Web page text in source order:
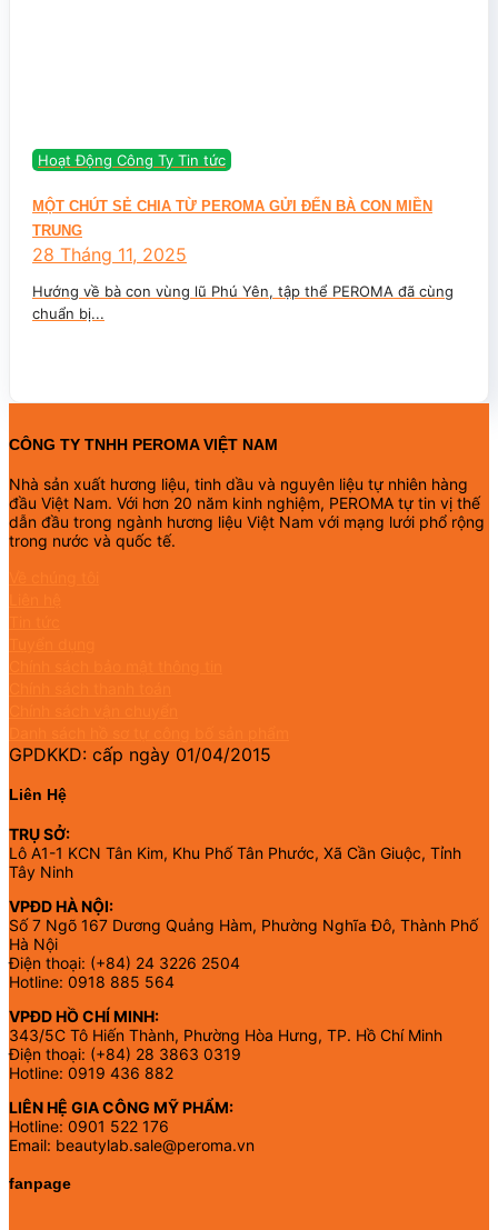
Hoạt Động Công Ty Tin tức
MỘT CHÚT SẺ CHIA TỪ PEROMA GỬI ĐẾN BÀ CON MIỀN
TRUNG
28 Tháng 11, 2025
Hướng về bà con vùng lũ Phú Yên, tập thể PEROMA đã cùng
chuẩn bị...
CÔNG TY TNHH PEROMA VIỆT NAM
Nhà sản xuất hương liệu, tinh dầu và nguyên liệu tự nhiên hàng
đầu Việt Nam. Với hơn 20 năm kinh nghiệm, PEROMA tự tin vị thế
dẫn đầu trong ngành hương liệu Việt Nam với mạng lưới phổ rộng
trong nước và quốc tế.
GPDKKD: cấp ngày 01/04/2015
Liên Hệ
TRỤ SỞ:
Lô A1-1 KCN Tân Kim, Khu Phố Tân Phước, Xã Cần Giuộc, Tỉnh
Tây Ninh
VPĐD HÀ NỘI:
Số 7 Ngõ 167 Dương Quảng Hàm, Phường Nghĩa Đô, Thành Phố
Hà Nội
Điện thoại: (+84) 24 3226 2504
Hotline: 0918 885 564
VPĐD HỒ CHÍ MINH:
343/5C Tô Hiến Thành, Phường Hòa Hưng, TP. Hồ Chí Minh
Điện thoại: (+84) 28 3863 0319
Hotline: 0919 436 882
LIÊN HỆ GIA CÔNG MỸ PHẨM:
Hotline: 0901 522 176
Email: beautylab.sale@peroma.vn
fanpage